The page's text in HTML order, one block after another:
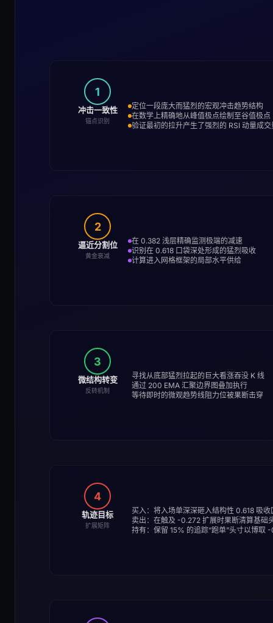
1
冲击一致性
锚点识别
定位一段庞大而猛烈的宏观冲击趋势结构
在数学上精确地从峰值极点绘制至谷值极点
验证最初的拉升产生了强烈的 RSI 动量成交
2
逼近分割位
黄金衰减
在 0.382 浅层精确监测极端的减速
识别在 0.618 口袋深处形成的猛烈吸收
计算进入网格框架的局部水平供给
3
微结构转变
反转机制
寻找从底部猛烈拉起的巨大看涨吞没 K 线
通过 200 EMA 汇聚边界图叠加执行
等待即时的微观趋势线阻力位被果断击穿
4
轨迹目标
扩展矩阵
买入：将入场单深深砸入结构性 0.618 吸收
卖出：在触及 -0.272 扩展时果断清算基础
持有：保留 15% 的追踪“跑单”头寸以博取